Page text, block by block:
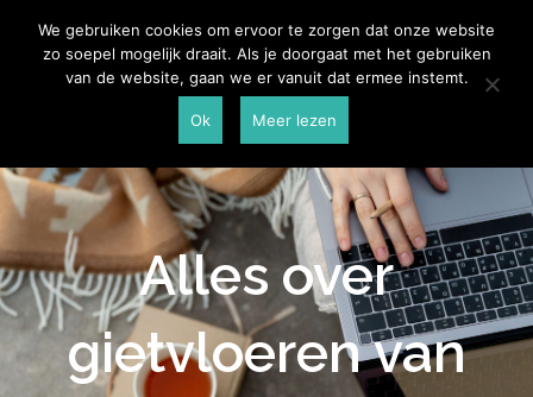
content
Aannemersspot
Alles over
gietvloeren van
We gebruiken cookies om ervoor te zorgen dat onze website
zo soepel mogelijk draait. Als je doorgaat met het gebruiken
van de website, gaan we er vanuit dat ermee instemt.
Ok Meer lezen